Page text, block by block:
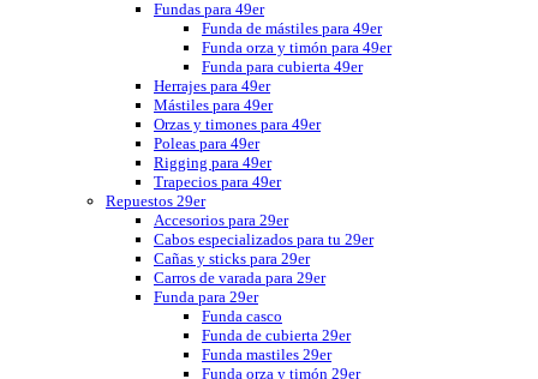
Fundas para 49er
Funda de mástiles para 49er
Funda orza y timón para 49er
Funda para cubierta 49er
Herrajes para 49er
Mástiles para 49er
Orzas y timones para 49er
Poleas para 49er
Rigging para 49er
Trapecios para 49er
Repuestos 29er
Accesorios para 29er
Cabos especializados para tu 29er
Cañas y sticks para 29er
Carros de varada para 29er
Funda para 29er
Funda casco
Funda de cubierta 29er
Funda mastiles 29er
Funda orza y timón 29er